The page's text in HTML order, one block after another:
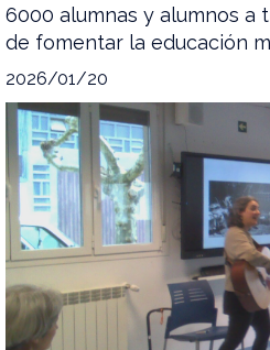
6000 alumnas y alumnos
de fomentar la educación
2026/01/20